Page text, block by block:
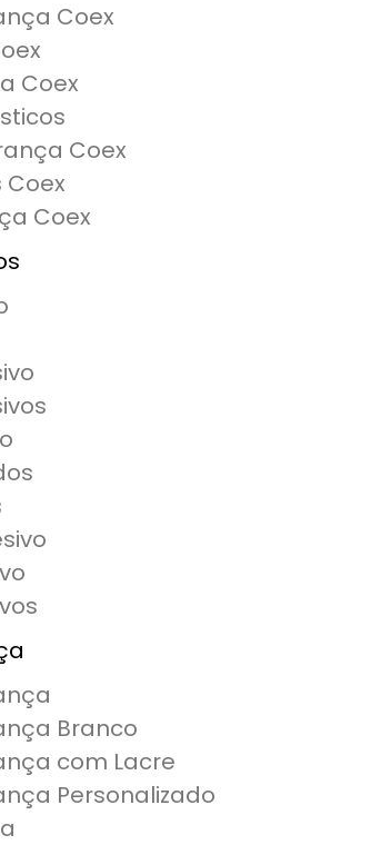
Coex
Coex
Coex
Coex
Coex
Branco
com Lacre
Personalizado